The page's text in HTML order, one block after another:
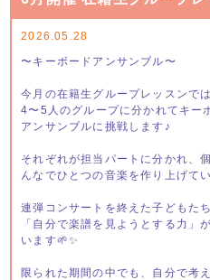
2026.05.28
〜キーボードアンサンブル〜
今月の在籍生グループレッスンでは
4〜5人のグループに分かれてキー
アンサンブルに挑戦します♪
それぞれが担当パートに分かれ、
んなでひとつの音楽を作り上げて
連弾コンサートを終えた子どもた
「自分で楽譜を見ようとする力」
います🌱✨
限られた期間の中でも、自分で考